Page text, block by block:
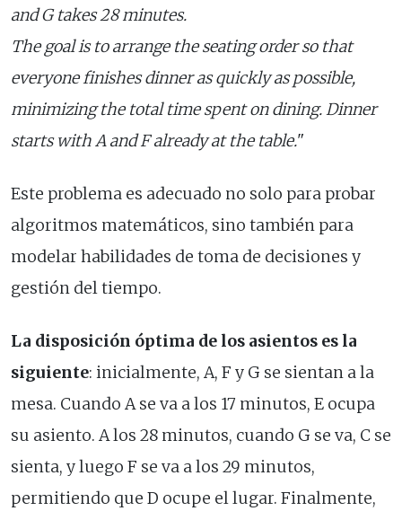
and G takes 28 minutes.
The goal is to arrange the seating order so that
everyone finishes dinner as quickly as possible,
minimizing the total time spent on dining. Dinner
starts with A and F already at the table."
Este problema es adecuado no solo para probar
algoritmos matemáticos, sino también para
modelar habilidades de toma de decisiones y
gestión del tiempo.
La disposición óptima de los asientos es la
siguiente: inicialmente, A, F y G se sientan a la
mesa. Cuando A se va a los 17 minutos, E ocupa
su asiento. A los 28 minutos, cuando G se va, C se
sienta, y luego F se va a los 29 minutos,
permitiendo que D ocupe el lugar. Finalmente,